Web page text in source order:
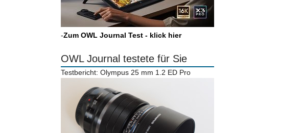
-Zum OWL Journal Test - klick hier
OWL Journal testete für Sie
Testbericht: Olympus 25 mm 1.2 ED Pro